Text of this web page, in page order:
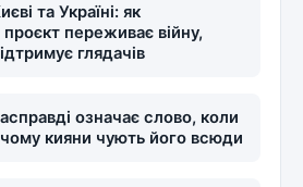
та Україні: як
переживає війну,
глядачів
означає слово, коли
кияни чують його всюди